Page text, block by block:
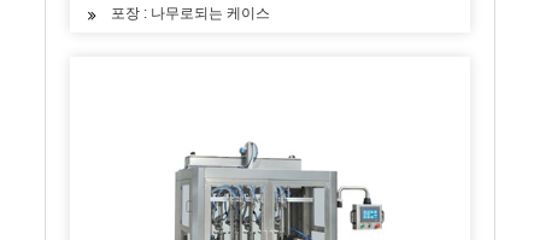
포장 : 나무로되는 케이스